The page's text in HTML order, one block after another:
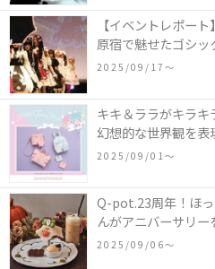
【イベントレポー
原宿で魅せたゴシ
2025/09/17〜
キキ＆ララがキラキ
幻想的な世界観を
ツインスターズ』
2025/09/01〜
Q-pot.23周年！ほっ
んがアニバーサリ
ーキアクセサリー
「かぼちゃのオバ
2025/09/06〜